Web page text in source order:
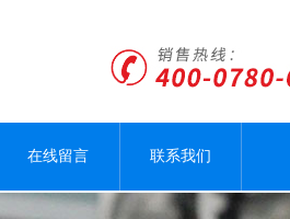
在线留言 联系我们